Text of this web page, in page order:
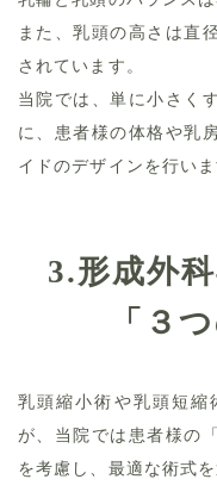
また、乳頭の高さは直
されています。
当院では、単に小さく
に、患者様の体格や乳
イドのデザインを行いま
3.形成外
「３
乳頭縮小術や乳頭短縮
が、当院では患者様の
を考慮し、最適な術式を